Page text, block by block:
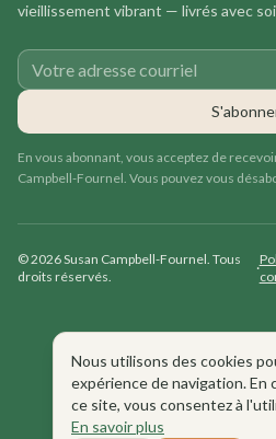
vieillissement vibrant — livrés avec
Votre adresse courriel
En vous abonnant, vous acceptez de
Campbell-Fournel. Vous pouvez vous
©2026Susan Campbell-Fournel. Tous
droits réservés.
·
Nous utilisons des cookies
expérience de navigation.
ce site, vous consentez à
En savoir plus